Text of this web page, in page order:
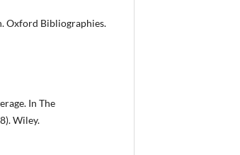
Oxford Bibliographies.
In The
Wiley.